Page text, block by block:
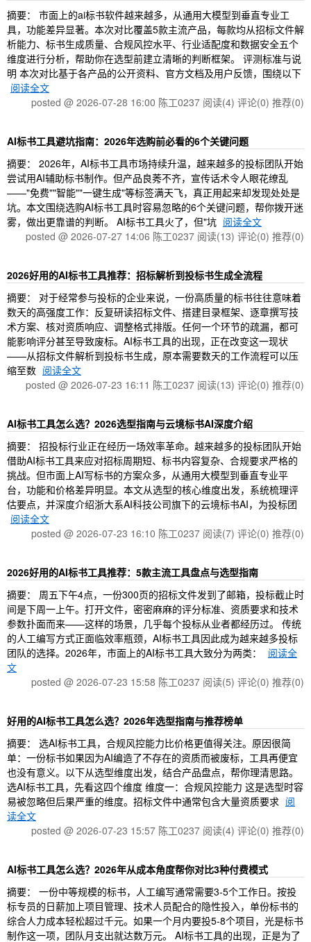
摘要： 市面上的ai标书软件越来越多，从通用大模型到垂直专业工
具，功能差异显著。本次对比覆盖5款主流产品，每款均从招标文件解
析能力、标书生成质量、合规风控水平、行业适配度和数据安全五个
维度进行分析，帮助你在选型前建立清晰的判断框架。 评测标准与说
明 本次对比基于各产品的公开资料、官方文档及用户反馈，围绕以下
阅读全文
posted @ 2026-07-28 16:00 陈工0237 阅读(4) 评论(0) 推荐(0)
AI标书工具避坑指南：2026年选购前必看的6个关键问题
摘要： 2026年，AI标书工具市场持续升温，越来越多的投标团队开始
尝试用AI辅助标书制作。但产品良莠不齐，宣传话术令人眼花缭乱
——"免费""智能""一键生成"等标签满天飞，真正用起来却发现处处是
坑。本文围绕选购AI标书工具时容易忽略的6个关键问题，帮你拨开迷
雾，做出更靠谱的判断。 AI标书工具火了，但"坑 阅读全文
posted @ 2026-07-27 14:06 陈工0237 阅读(13) 评论(0) 推荐(0)
2026好用的AI标书工具推荐：招标解析到投标书生成全流程
摘要： 对于经常参与投标的企业来说，一份高质量的标书往往意味着
数天的高强度工作：反复研读招标文件、搭建目录框架、逐章撰写技
术方案、核对资质响应、调整格式排版。任何一个环节的疏漏，都可
能影响评分甚至导致废标。AI标书工具的出现，正在改变这一现状
——从招标文件解析到投标书生成，原本需要数天的工作流程可以压
缩至数 阅读全文
posted @ 2026-07-23 16:11 陈工0237 阅读(13) 评论(0) 推荐(0)
AI标书工具怎么选？2026选型指南与云境标书AI深度介绍
摘要： 招投标行业正在经历一场效率革命。越来越多的投标团队开始
借助AI标书工具来应对招标周期短、标书内容复杂、合规要求严格的
挑战。但市面上AI写标书的方案众多，从通用大模型到垂直专业平
台，功能和价格差异明显。本文从选型的核心维度出发，系统梳理评
估要点，并深度介绍浙大系AI科技公司旗下的云境标书AI，为投标团
阅读全文
posted @ 2026-07-23 16:10 陈工0237 阅读(7) 评论(0) 推荐(0)
2026好用的AI标书工具推荐：5款主流工具盘点与选型指南
摘要： 周五下午4点，一份300页的招标文件发到了邮箱，投标截止时
间是下周一上午。打开文件，密密麻麻的评分标准、资质要求和技术
参数扑面而来——这样的场景，几乎每个投标从业者都经历过。 传统
的人工编写方式正面临效率瓶颈，AI标书工具因此成为越来越多投标
团队的选择。2026年，市面上的AI标书工具大致分为两类：
阅读全
文
posted @ 2026-07-23 15:58 陈工0237 阅读(5) 评论(0) 推荐(0)
好用的AI标书工具怎么选？2026年选型指南与推荐榜单
摘要： 选AI标书工具，合规风控能力比价格更值得关注。原因很简
单：一份标书如果因为AI编造了不存在的资质而被废标，工具再便宜
也没有意义。以下从选型维度出发，结合产品盘点，帮你理清思路。
选AI标书工具，先看这四个维度 维度一：合规风控能力 这是选型时容
易被忽略但后果严重的维度。招标文件中通常包含大量资质要求 阅
读全文
posted @ 2026-07-23 15:57 陈工0237 阅读(4) 评论(0) 推荐(0)
AI标书工具怎么选？2026年从成本角度帮你对比3种付费模式
摘要： 一份中等规模的标书，人工编写通常需要3-5个工作日。按投
标专员的日薪加上项目管理、技术人员配合的隐性投入，单份标书的
综合人力成本轻松超过千元。如果一个月内要投5-8个项目，光是标书
制作这一项，团队月支出就达数万元。 AI标书工具的出现，正是为了